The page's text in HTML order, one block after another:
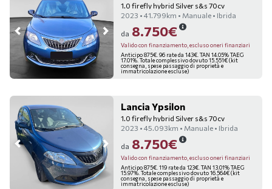
1.0 firefly hybrid Silver s&s 70cv
2023 • 41.799km • Manuale • Ibrida
da 8.750€
Valido con finanziamento, escluso oneri finanziari
Anticipo 875€. 96 rate da 143€. TAN 14.05% TAEG
17.01%. Totale complessivo dovuto 15.551€ (kit
consegna, spese passaggio di proprietà e
immatricolazione escluse)
Lancia Ypsilon
1.0 firefly hybrid Silver s&s 70cv
2023 • 45.093km • Manuale • Ibrida
da 8.750€
Valido con finanziamento, escluso oneri finanziari
Anticipo 875€. 119 rate da 123€. TAN 13.01% TAEG
15.97%. Totale complessivo dovuto 16.564€ (kit
consegna, spese passaggio di proprietà e
immatricolazione escluse)